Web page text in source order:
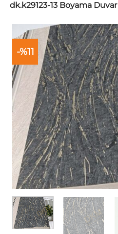
dk.k29123-13 Boyama Duvar
-%11